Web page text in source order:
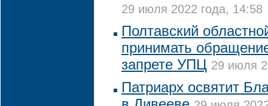
29 июля 2022 года, 14:58
Полтавский
принимать
запрете УПЦ 29 июля
Патриарх освятит